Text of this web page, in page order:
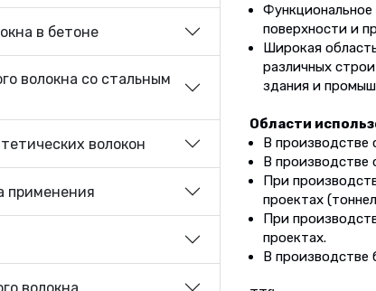
в бетоне
волокна со стальным
волокон
применения
Функциональное
поверхности и
Широкая
различных
здания и
Области
В производстве
В производстве
При
проектах
При
проектах.
В производстве